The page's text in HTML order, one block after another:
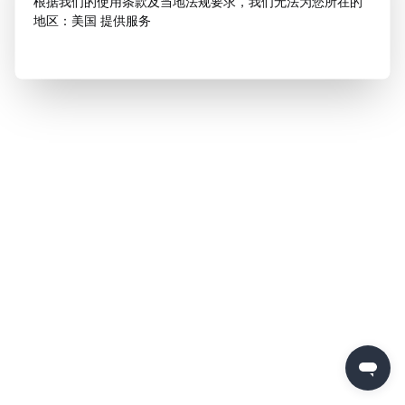
地区：美国 提供服务